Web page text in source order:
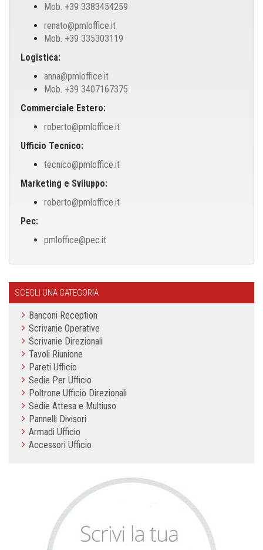
Mob. +39 3383454259
renato@pmloffice.it
Mob. +39 335303119
Logistica:
anna@pmloffice.it
Mob. +39 3407167375
Commerciale Estero:
roberto@pmloffice.it
Ufficio Tecnico:
tecnico@pmloffice.it
Marketing e Sviluppo:
roberto@pmloffice.it
Pec:
pmloffice@pec.it
SCEGLI UNA CATEGORIA
Banconi Reception
Scrivanie Operative
Scrivanie Direzionali
Tavoli Riunione
Pareti Ufficio
Sedie Per Ufficio
Poltrone Ufficio Direzionali
Sedie Attesa e Multiuso
Pannelli Divisori
Armadi Ufficio
Accessori Ufficio